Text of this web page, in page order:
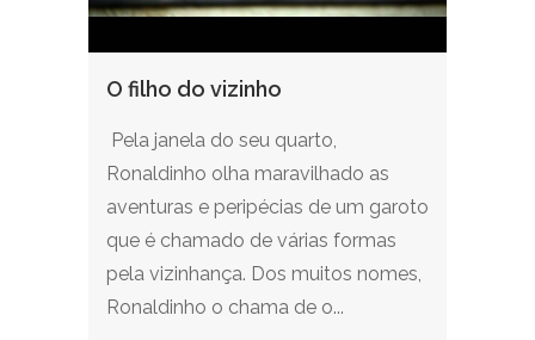
O filho do vizinho
Pela janela do seu quarto,
Ronaldinho olha maravilhado as
aventuras e peripécias de um garoto
que é chamado de várias formas
pela vizinhança. Dos muitos nomes,
Ronaldinho o chama de o...